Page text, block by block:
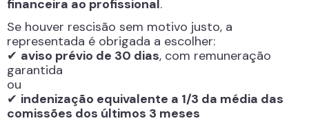
financeira ao profissional.
Se houver rescisão sem motivo justo, a
representada é obrigada a escolher:
✔ aviso prévio de 30 dias, com remuneração
garantida
ou
✔ indenização equivalente a 1/3 da média das
comissões dos últimos 3 meses